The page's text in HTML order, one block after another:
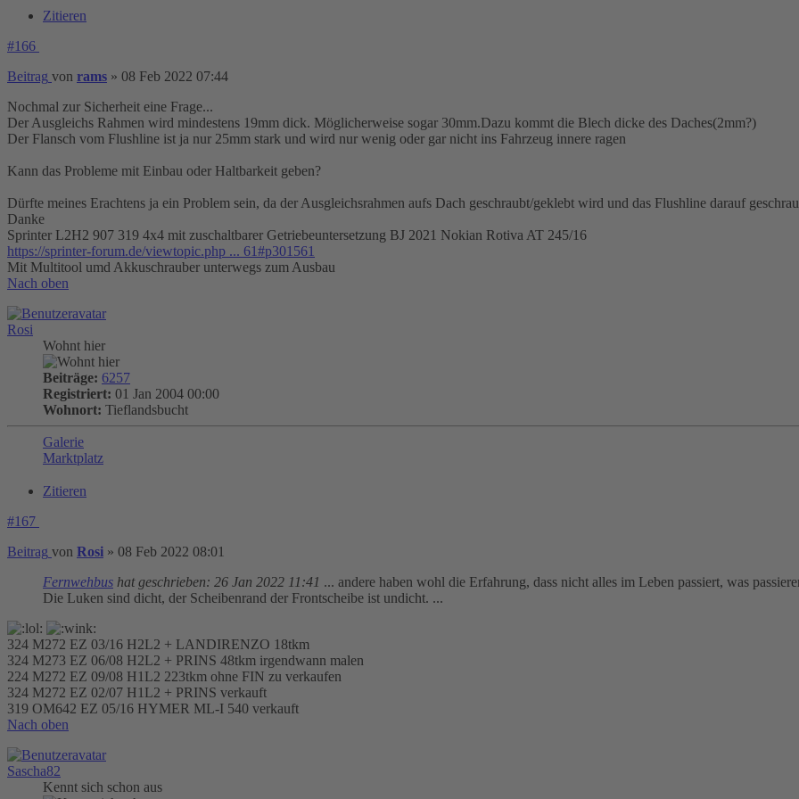
Zitieren
#166
Beitrag von rams » 08 Feb 2022 07:44
Nochmal zur Sicherheit eine Frage...
Der Ausgleichs Rahmen wird mindestens 19mm dick. Möglicherweise sogar 30mm.Dazu kommt die Blech dicke des Daches(2mm?)
Der Flansch vom Flushline ist ja nur 25mm stark und wird nur wenig oder gar nicht ins Fahrzeug innere ragen
Kann das Probleme mit Einbau oder Haltbarkeit geben?
Dürfte meines Erachtens ja ein Problem sein, da der Ausgleichsrahmen aufs Dach geschraubt/geklebt wird und das Flushline darauf
Danke
Sprinter L2H2 907 319 4x4 mit zuschaltbarer Getriebeuntersetzung BJ 2021 Nokian Rotiva AT 245/16
https://sprinter-forum.de/viewtopic.php ... 61#p301561
Mit Multitool umd Akkuschrauber unterwegs zum Ausbau
Nach oben
Rosi
Wohnt hier
Beiträge: 6257
Registriert: 01 Jan 2004 00:00
Wohnort: Tieflandsbucht
Galerie
Marktplatz
Zitieren
#167
Beitrag von Rosi » 08 Feb 2022 08:01
Fernwehbus hat geschrieben: 26 Jan 2022 11:41 ... andere haben wohl die Erfahrung, dass nicht alles im Leben passiert, was
Die Luken sind dicht, der Scheibenrand der Frontscheibe ist undicht. ...
324 M272 EZ 03/16 H2L2 + LANDIRENZO 18tkm
324 M273 EZ 06/08 H2L2 + PRINS 48tkm irgendwann malen
224 M272 EZ 09/08 H1L2 223tkm ohne FIN zu verkaufen
324 M272 EZ 02/07 H1L2 + PRINS verkauft
319 OM642 EZ 05/16 HYMER ML-I 540 verkauft
Nach oben
Sascha82
Kennt sich schon aus